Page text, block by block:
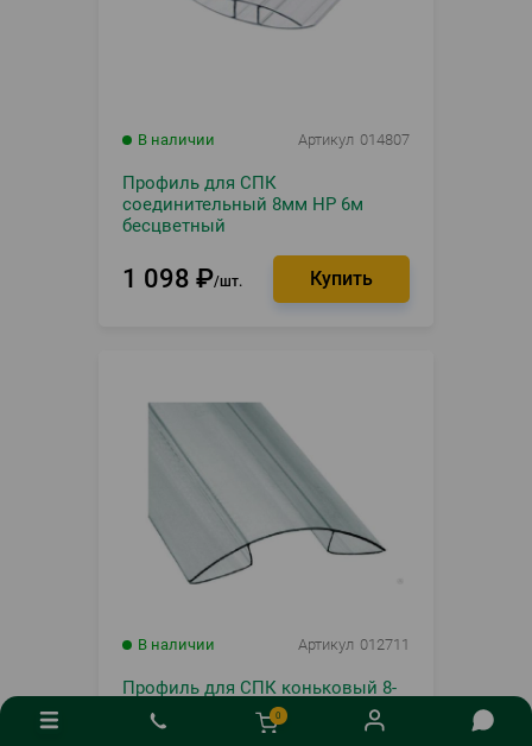
В наличии Артикул 014807
Профиль для СПК
соединительный 8мм HP 6м
бесцветный
1 098 ₽ шт.
В наличии Артикул 012711
Профиль для СПК коньковый 8-
10мм HP 6м бесцветный